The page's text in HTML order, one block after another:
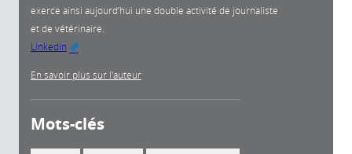
exerce ainsi aujourd’hui une double activité de journaliste
et de vétérinaire.
Linkedin
En savoir plus sur l'auteur
Mots-clés